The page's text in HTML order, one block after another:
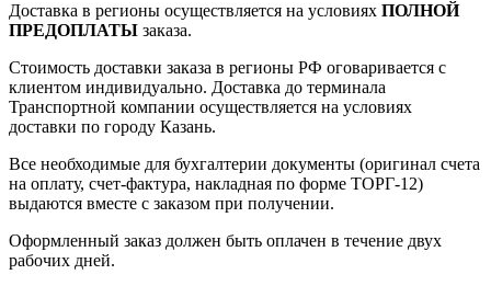
Доставка в регионы осуществляется на условиях ПОЛНОЙ
ПРЕДОПЛАТЫ заказа.
Стоимость доставки заказа в регионы РФ оговаривается с
клиентом индивидуально. Доставка до терминала
Транспортной компании осуществляется на условиях
доставки по городу Казань.
Все необходимые для бухгалтерии документы (оригинал счета
на оплату, счет-фактура, накладная по форме ТОРГ-12)
выдаются вместе с заказом при получении.
Оформленный заказ должен быть оплачен в течение двух
рабочих дней.